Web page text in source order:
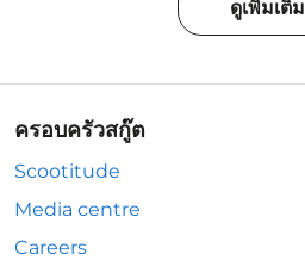
ดูเพิ่มเติม
ครอบครัวสกู๊ต
Scootitude
Media centre
Careers